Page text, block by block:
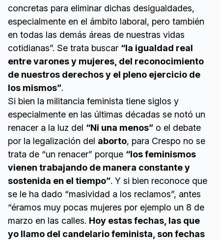
concretas para eliminar dichas desigualdades,
especialmente en el ámbito laboral, pero también
en todas las demás áreas de nuestras vidas
cotidianas”. Se trata buscar “la igualdad real
entre varones y mujeres, del reconocimiento
de nuestros derechos y el pleno ejercicio de
los mismos”.
Si bien la militancia feminista tiene siglos y
especialmente en las últimas décadas se notó un
renacer a la luz del “Ni una menos” o el debate
por la legalización del aborto, para Crespo no se
trata de “un renacer” porque “los feminismos
vienen trabajando de manera constante y
sostenida en el tiempo”. Y si bien reconoce que
se le ha dado “masividad a los reclamos”, antes
“éramos muy pocas mujeres por ejemplo un 8 de
marzo en las calles. Hoy estas fechas, las que
yo llamo del candelario feminista, son fechas